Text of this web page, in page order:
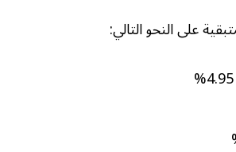
على النحو التالي: